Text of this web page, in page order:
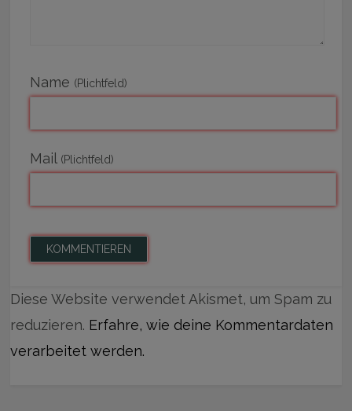
Name (Plichtfeld)
Mail (Plichtfeld)
Diese Website verwendet Akismet, um Spam zu
reduzieren. Erfahre, wie deine Kommentardaten
verarbeitet werden.